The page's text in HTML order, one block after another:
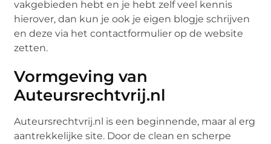
vakgebieden hebt en je hebt zelf veel kennis
hierover, dan kun je ook je eigen blogje schrijven
en deze via het contactformulier op de website
zetten.
Vormgeving van
Auteursrechtvrij.nl
Auteursrechtvrij.nl is een beginnende, maar al erg
aantrekkelijke site. Door de clean en scherpe